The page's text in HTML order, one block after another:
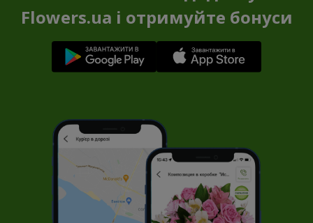
Flowers.ua і отримуйте бонуси